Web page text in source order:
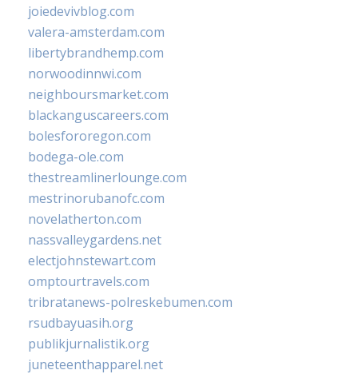
joiedevivblog.com
valera-amsterdam.com
libertybrandhemp.com
norwoodinnwi.com
neighboursmarket.com
blackanguscareers.com
bolesfororegon.com
bodega-ole.com
thestreamlinerlounge.com
mestrinorubanofc.com
novelatherton.com
nassvalleygardens.net
electjohnstewart.com
omptourtravels.com
tribratanews-polreskebumen.com
rsudbayuasih.org
publikjurnalistik.org
juneteenthapparel.net